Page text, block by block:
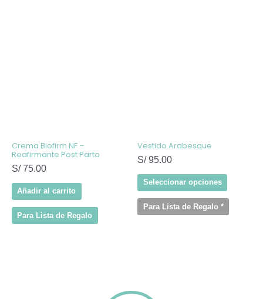
Crema Biofirm NF –
Reafirmante Post Parto
S/75.00
Añadir al carrito
Para Lista de Regalo
Vestido Arabesque
S/95.00
Seleccionar opciones
Para Lista de Regalo*